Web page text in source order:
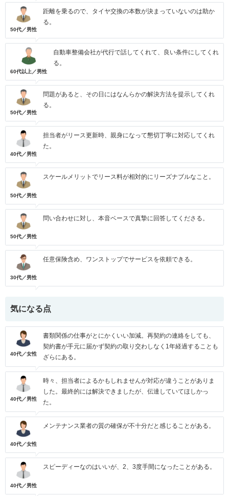
50代／男性
距離を乗るので、タイヤ交換の本数が決まっていないのは助か
る。
60代以上／男性
自動車整備会社が代行で話してくれて、良い条件にしてくれ
る。
50代／男性
問題があると、その日にはなんらかの解決方法を提示してくれ
る。
40代／男性
担当者がリース更新時、親身になって懇切丁寧に対応してくれ
た。
50代／男性
スケールメリットでリース料が相対的にリーズナブルなこと。
50代／男性
問い合わせに対し、本音ベースで真摯に回答してくださる。
30代／男性
任意保険含め、ワンストップでサービスを依頼できる。
気になる点
40代／女性
書類関係の仕事がとにかくいい加減。再契約の連絡をしても、
契約書が手元に届かず契約の取り交わしなく1年経過することも
ざらにある。
40代／男性
時々、担当者によるかもしれませんが対応が違うことがありま
した。最終的には解決できましたが、伝達していてほしかっ
た。
40代／女性
メンテナンス業者の質の確保が不十分だと感じることがある。
40代／男性
スピーディーなのはいいが、2、3度手間になったことがある。